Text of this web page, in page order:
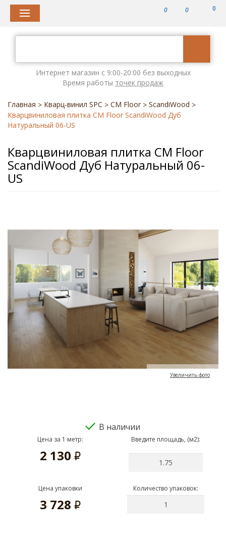
0 0 0
Интернет магазин с 9:00-20:00 без выходных
Время работы точек продаж
Главная > Кварц-винил SPC > CM Floor > ScandiWood >
Кварцвиниловая плитка CM Floor ScandiWood Дуб
Натуральный 06-US
Кварцвиниловая плитка CM Floor
ScandiWood Дуб Натуральный 06-
US
Увеличить фото
В наличии
Цена за 1 метр:
2 130 руб.
Введите площадь, (м2):
Цена упаковки
3 728 руб.
Количество упаковок: